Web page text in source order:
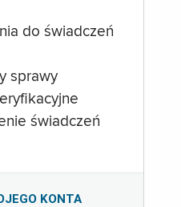
do świadczeń
sprawy
świadczeń
KONTA